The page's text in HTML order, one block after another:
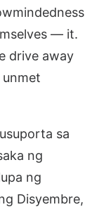
— it.
drive away
sa
ng
ng
Disyembre,